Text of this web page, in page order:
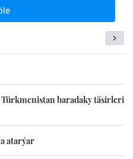
baradaky täsirleri
atarýar